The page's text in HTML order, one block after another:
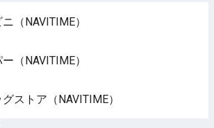
（NAVITIME）
（NAVITIME）
ストア（NAVITIME）